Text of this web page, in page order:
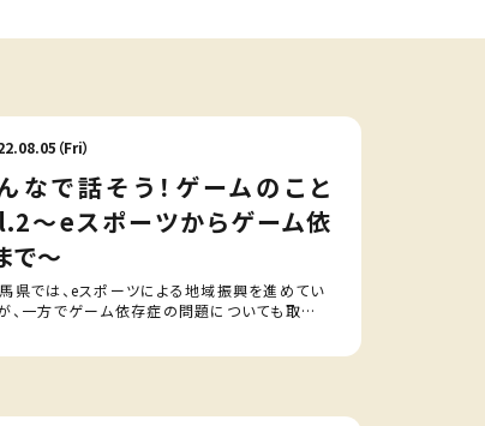
（Fri）
なで話そう！ゲームのこと
～eスポーツからゲーム依
で～
県では、eスポーツによる地域振興を進めてい
、一方でゲーム依存症の問題についても取組